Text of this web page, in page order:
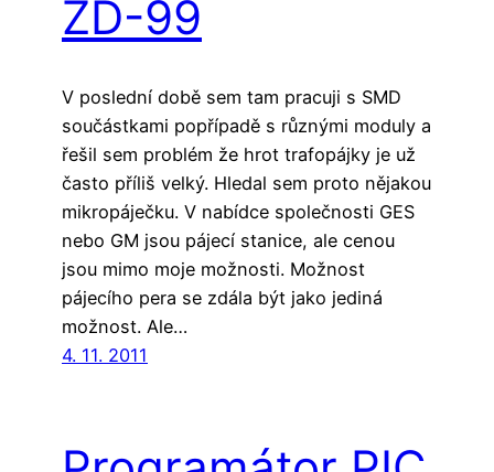
ZD-99
V poslední době sem tam pracuji s SMD
součástkami popřípadě s různými moduly a
řešil sem problém že hrot trafopájky je už
často příliš velký. Hledal sem proto nějakou
mikropáječku. V nabídce společnosti GES
nebo GM jsou pájecí stanice, ale cenou
jsou mimo moje možnosti. Možnost
pájecího pera se zdála být jako jediná
možnost. Ale…
4. 11. 2011